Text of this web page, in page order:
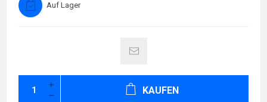
Auf Lager
KAUFEN